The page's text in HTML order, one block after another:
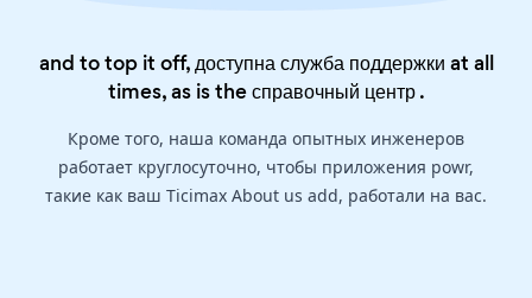
and to top it off, доступна служба поддержки at all
times, as is theсправочный центр.
Кроме того, наша команда опытных инженеров
работает круглосуточно, чтобы приложения powr,
такие как ваш Ticimax About us add, работали на вас.